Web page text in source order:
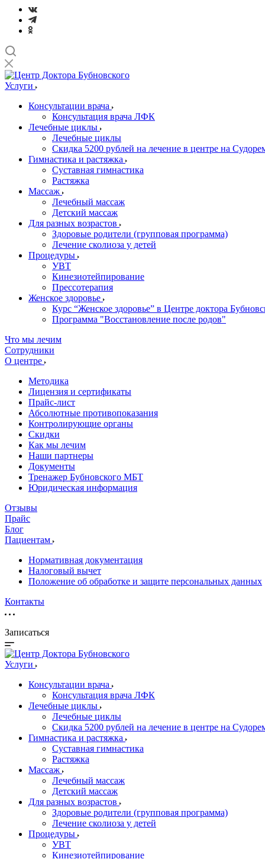
Услуги
Консультации врача
Консультация врача ЛФК
Лечебные циклы
Лечебные циклы
Скидка 5200 рублей на лечение в центре на
Гимнастика и растяжка
Суставная гимнастика
Растяжка
Массаж
Лечебный массаж
Детский массаж
Для разных возрастов
Здоровые родители (групповая программа)
Лечение сколиоза у детей
Процедуры
УВТ
Кинезиотейпирование
Прессотерапия
Женское здоровье
Курс “Женское здоровье” в Центре доктора
Программа "Восстановление после родов"
Что мы лечим
Сотрудники
О центре
Методика
Лицензия и сертификаты
Прайс-лист
Абсолютные противопоказания
Контролирующие органы
Скидки
Как мы лечим
Наши партнеры
Документы
Тренажер Бубновского МБТ
Юридическая информация
Отзывы
Прайс
Блог
Пациентам
Нормативная документация
Налоговый вычет
Положение об обработке и защите персональных данных
Контакты
Записаться
Услуги
Консультации врача
Консультация врача ЛФК
Лечебные циклы
Лечебные циклы
Скидка 5200 рублей на лечение в центре на
Гимнастика и растяжка
Суставная гимнастика
Растяжка
Массаж
Лечебный массаж
Детский массаж
Для разных возрастов
Здоровые родители (групповая программа)
Лечение сколиоза у детей
Процедуры
УВТ
Кинезиотейпирование